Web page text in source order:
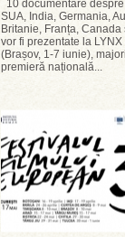
10 documentare
SUA, India, Germania,
Britanie, Franța,
vor fi prezentate la LYNX
(Brașov, 1-7 iunie),
premieră națională...